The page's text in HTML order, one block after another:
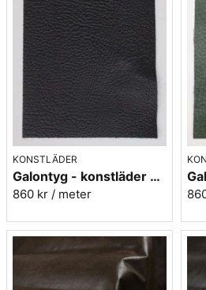
KONSTLÄDER
Galontyg - konstläder svart - Select 4
860 kr / meter